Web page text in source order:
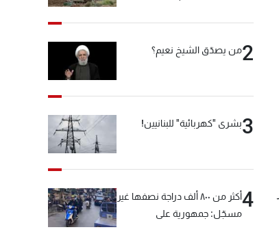
2من يصدّق الشيخ نعيم؟
3بشرى "كهربائية" للبنانيين!
4
أكثر من ٨٠٠ ألف دراجة نصفها غير
مسجّل: جمهورية على